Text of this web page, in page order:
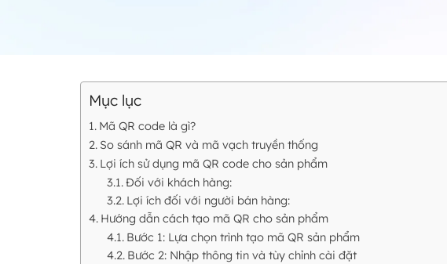
Mục lục
Mã QR code là gì?
So sánh mã QR và mã vạch truyền thống
Lợi ích sử dụng mã QR code cho sản phẩm
Đối với khách hàng:
Lợi ích đối với người bán hàng:
Hướng dẫn cách tạo mã QR cho sản phẩm
Bước 1: Lựa chọn trình tạo mã QR sản phẩm
Bước 2: Nhập thông tin và tùy chỉnh cài đặt